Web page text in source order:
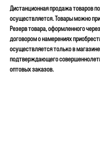
Дистанционная продажа товаров
осуществляется. Товары можно
Резерв товара, оформленного
договором о намерениях
осуществляется только в
подтверждающего
оптовых заказов.